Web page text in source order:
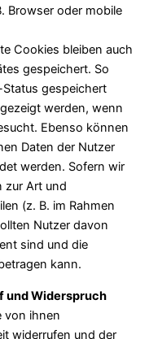
Browser oder mobile
Cookies bleiben auch
gespeichert. So
gespeichert
werden, wenn
Ebenso können
Daten der Nutzer
werden. Sofern wir
zur Art und
(z. B. im Rahmen
Nutzer davon
sind und die
kann.
und Widerspruch
von ihnen
widerrufen und der